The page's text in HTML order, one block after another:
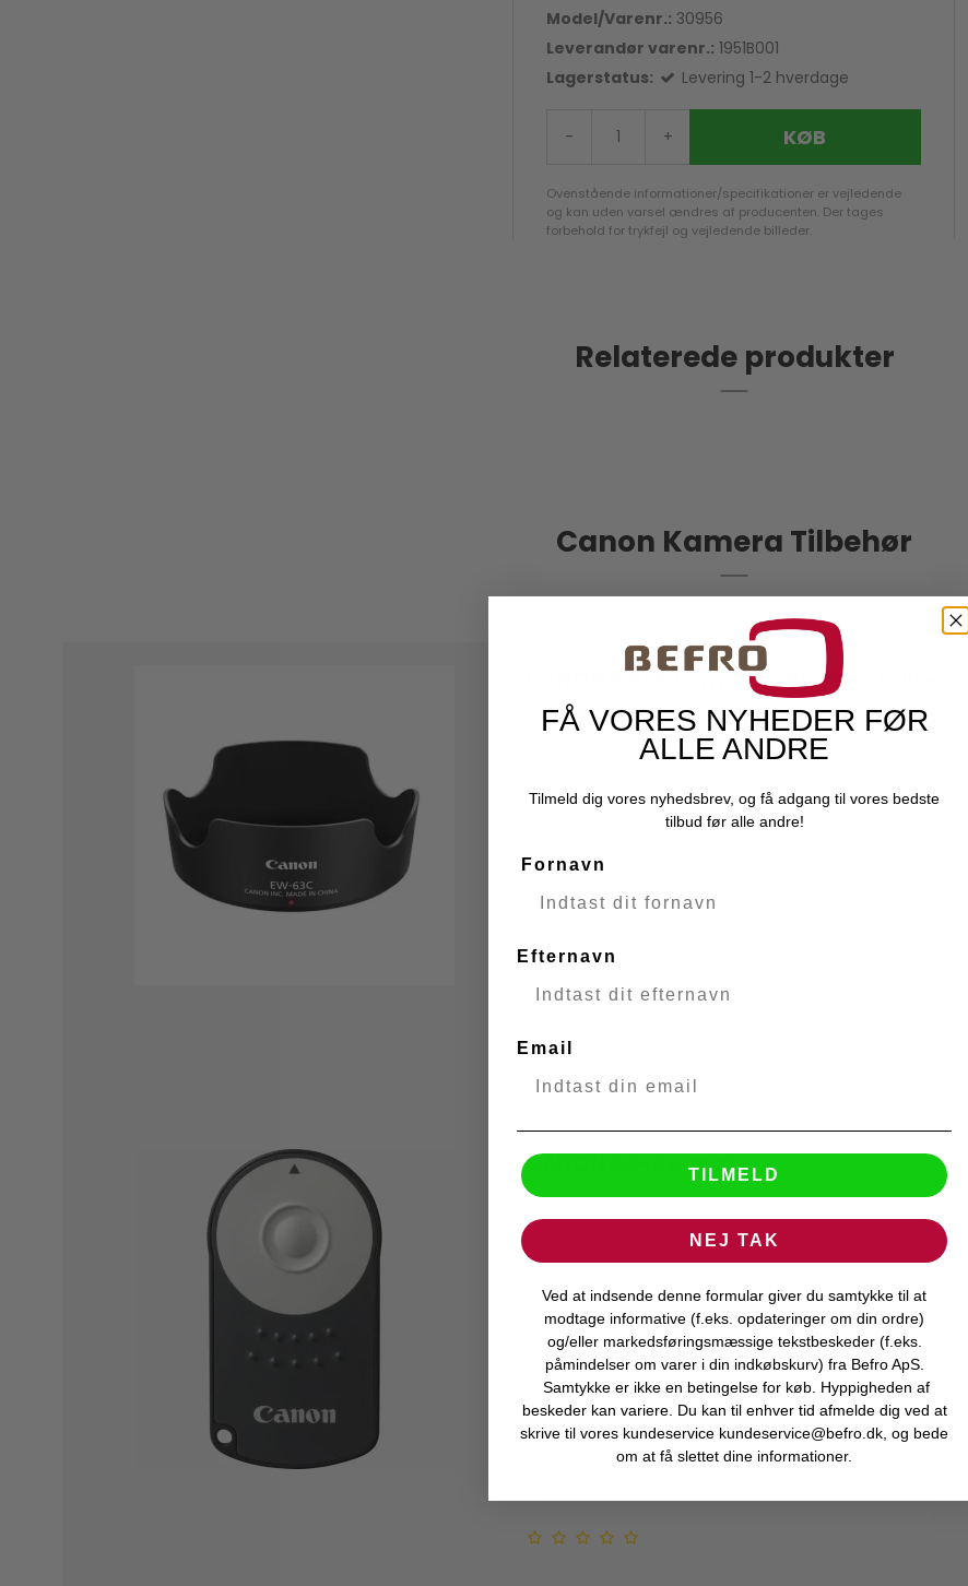
Model/Varenr.: 30956
Leverandør varenr.: 1951B001
Lagerstatus:
Levering 1-2 hverdage
- + KØB
Ovenstående informationer/specifikationer er vejledende
og kan uden varsel ændres af producenten. Der tages
forbehold for trykfejl og vejledende billeder.
Relaterede produkter
Canon Kamera Tilbehør
CANON EW-63C modlysblænde til EF-
S18-55IS STM
Levering 1-2 hverdage
CANON RC-6 remote
26889
Kompatibilitet:
EOS 100D
EOS 700D
EOS 750D
EOS 60Da
EOS 80D
EOS 70D
EOS 6D
EOS M5
EOS 400D
EOS 90D
FÅ VORES NYHEDER FØR
ALLE ANDRE
Tilmeld dig vores nyhedsbrev, og få adgang til vores bedste
tilbud før alle andre!
Fornavn
Efternavn
Email
TILMELD
NEJ TAK
Ved at indsende denne formular giver du samtykke til at
modtage informative (f.eks. opdateringer om din ordre)
og/eller markedsføringsmæssige tekstbeskeder (f.eks.
påmindelser om varer i din indkøbskurv) fra Befro ApS.
Samtykke er ikke en betingelse for køb. Hyppigheden af
beskeder kan variere. Du kan til enhver tid afmelde dig ved at
skrive til vores kundeservice kundeservice@befro.dk, og bede
om at få slettet dine informationer.